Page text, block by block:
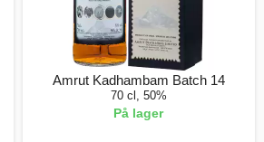
Amrut Kadhambam Batch 14
70 cl, 50%
På lager